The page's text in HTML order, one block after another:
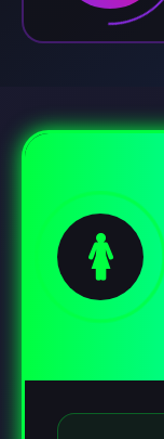
🚺